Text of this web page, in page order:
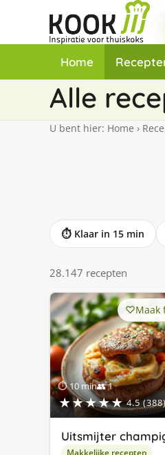
Home
Alle
U bent hier: Home ›
⏱ Klaar in 15 min
28.147 recepten
⏱ 10 min👥 1
★★★★★ 4.5
Maak
Uitsmijter